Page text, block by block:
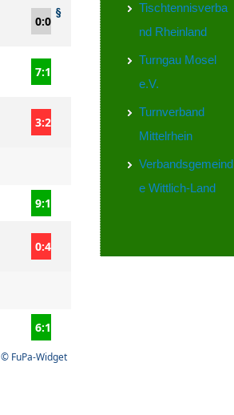
0:0
7:1
3:2
9:1
0:4
6:1
© FuPa-Widget
Tischtennisverba
nd Rheinland
Turngau Mosel
e.V.
Turnverband
Mittelrhein
Verbandsgemeind
e Wittlich-Land